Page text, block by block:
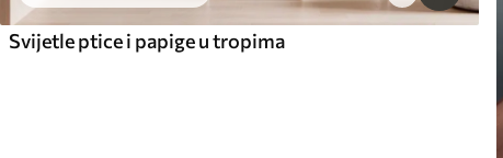
Svijetle ptice i papige u tropima